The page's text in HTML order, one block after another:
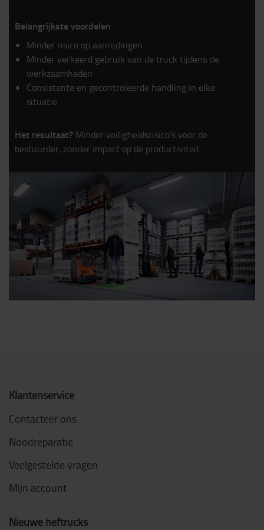
Belangrijkste voordelen
Minder risico op aanrijdingen
Minder verkeerd gebruik van de truck tijdens de
werkzaamheden
Consistente en gecontroleerde handling in elke
situatie
Het resultaat? Minder veiligheidsrisico’s voor de
bestuurder, zonder impact op de productiviteit.
Klantenservice
Contacteer ons
Noodreparatie
Veelgestelde vragen
Mijn account
Nieuwe heftrucks